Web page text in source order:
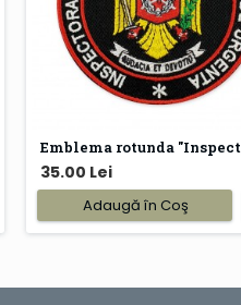
35.00 Lei
Adaugă în Coş